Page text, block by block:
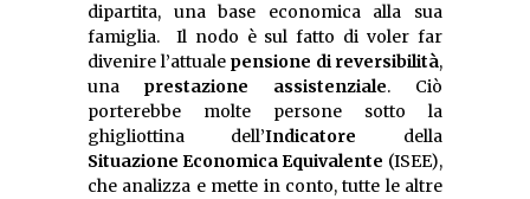
dipartita, una base economica alla sua
famiglia. Il nodo è sul fatto di voler far
divenire l’attuale pensione di reversibilità,
una prestazione assistenziale. Ciò
porterebbe molte persone sotto la
ghigliottina dell’Indicatore della
Situazione Economica Equivalente (ISEE),
che analizza e mette in conto, tutte le altre